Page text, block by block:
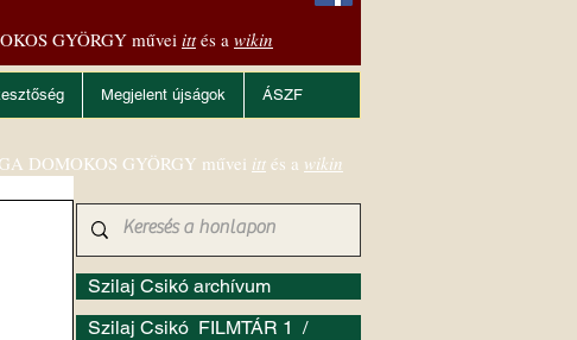
GYÖRGY művei ittés a wikin
Megjelent újságok ÁSZF
Szilaj Csikó archívum
Szilaj Csikó FILMTÁR 1 /
DOMOKOS GYÖRGY művei itt és a wikin